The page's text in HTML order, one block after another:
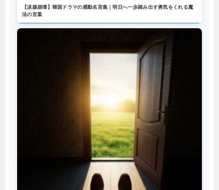
【涙腺崩壊】韓国ドラマの感動名言集｜明日へ一歩踏み出す勇気をくれる魔
法の言葉